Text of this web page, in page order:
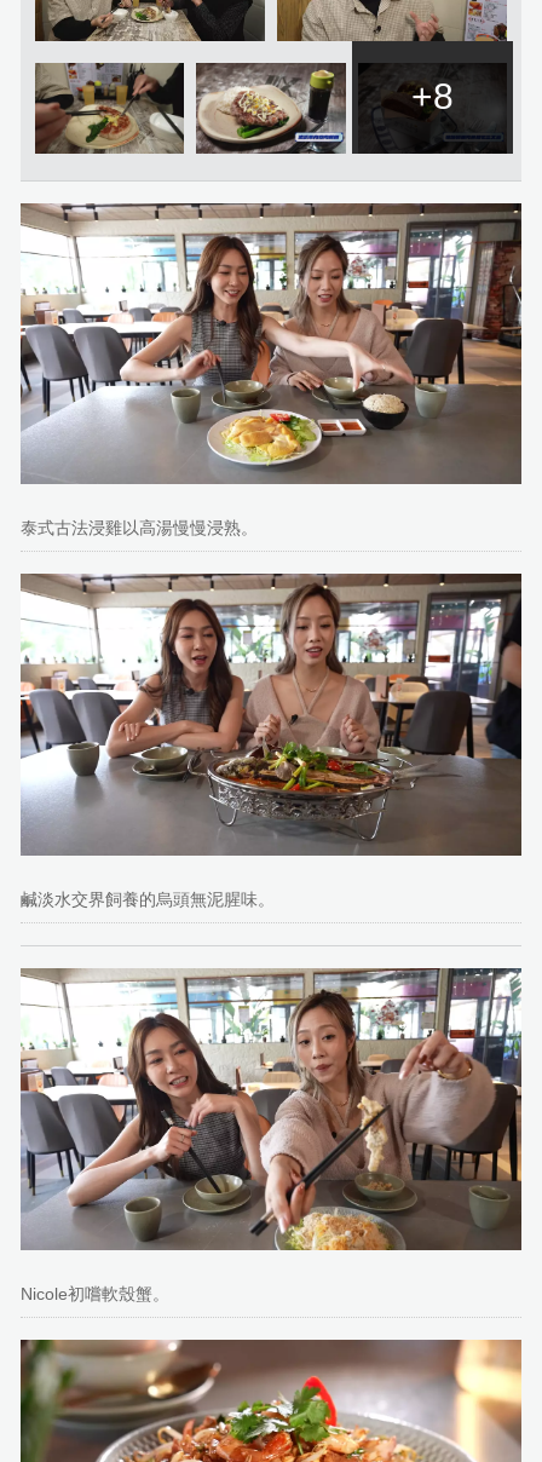
+8
泰式古法浸雞以高湯慢慢浸熟。
鹹淡水交界飼養的烏頭無泥腥味。
Nicole初嚐軟殼蟹。